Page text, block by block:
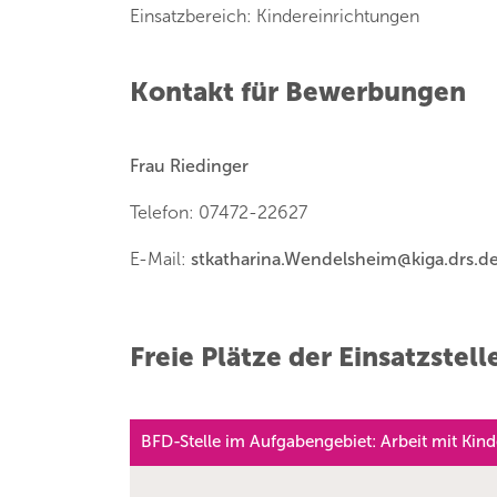
Einsatzbereich: Kindereinrichtungen
Kontakt für Bewerbungen
Frau Riedinger
Telefon: 07472-22627
E-Mail: stkatharina.Wendelsheim@
Freie Plätze der
BFD-Stelle im Aufgabengebiet: Arbeit mit